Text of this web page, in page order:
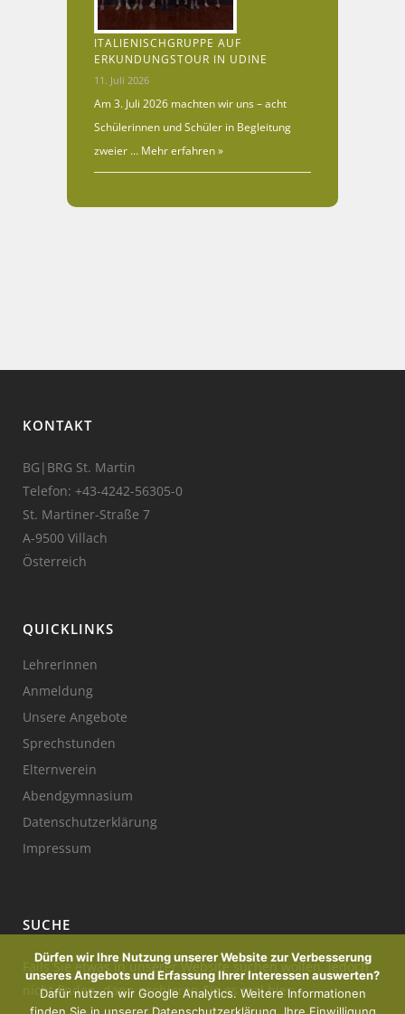
ITALIENISCHGRUPPE AUF
ERKUNDUNGSTOUR IN UDINE
11. Juli 2026
Am 3. Juli 2026 machten wir uns – acht
Schülerinnen und Schüler in Begleitung
zweier … Mehr erfahren »
KONTAKT
BG|BRG St. Martin
Telefon: +43-4242-56305-0
St. Martiner-Straße 7
A-9500 Villach
Österreich
QUICKLINKS
LehrerInnen
Anmeldung
Unsere Angebote
Sprechstunden
Elternverein
Abendgymnasium
Datenschutzerklärung
Impressum
SUCHE
Falls Sie etwas in unserer Website suchen wollen, jedoch
nicht finden, dann probieren Sie es mal hier:
Dürfen wir Ihre Nutzung unserer Website zur Verbesserung
unseres Angebots und Erfassung Ihrer Interessen auswerten?
Dafür nutzen wir Google Analytics. Weitere Informationen